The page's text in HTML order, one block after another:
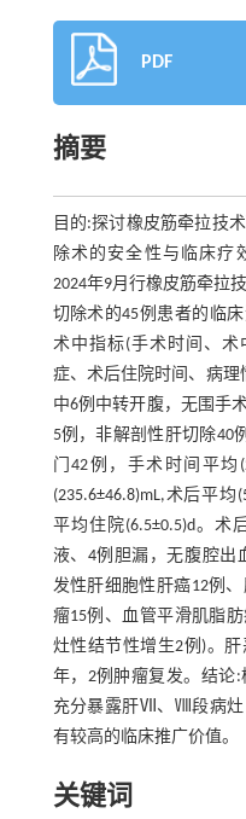
PDF
摘要
目的:探讨橡皮筋牵拉技
除术的安全性与临床疗
2024年9月行橡皮筋牵
切除术的45例患者的临
术中指标(手术时间、
症、术后住院时间、病理
中6例中转开腹，无围手
5例，非解剖性肝切除40
门42例，手术时间平均
(235.6±46.8)mL,术后平
平均住院(6.5±0.5)d。术
液、4例胆漏，无腹腔出
发性肝细胞性肝癌12例
瘤15例、血管平滑肌脂
灶性结节性增生2例)。
年，2例肿瘤复发。结论:
充分暴露肝Ⅶ、Ⅷ段病灶
有较高的临床推广价值。
关键词